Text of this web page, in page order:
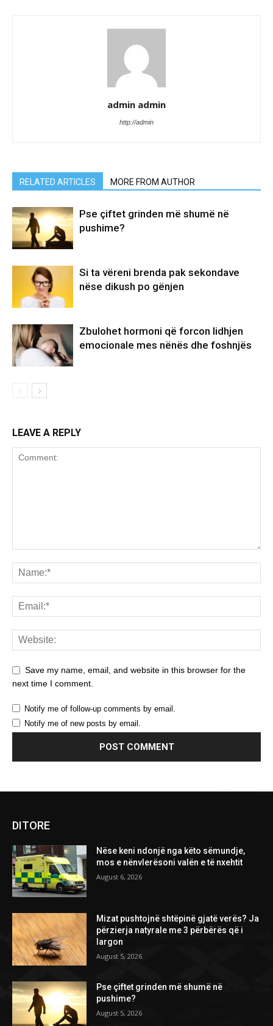
admin admin
http://admin
RELATED ARTICLES MORE FROM AUTHOR
Pse çiftet grinden më shumë në
pushime?
Si ta vëreni brenda pak sekondave
nëse dikush po gënjen
Zbulohet hormoni që forcon lidhjen
emocionale mes nënës dhe foshnjës
LEAVE A REPLY
Save my name, email, and website in this browser for the
next time I comment.
Notify me of follow-up comments by email.
Notify me of new posts by email.
DITORE
Nëse keni ndonjë nga këto sëmundje,
mos e nënvlerësoni valën e të nxehtit
August 6, 2026
Mizat pushtojnë shtëpinë gjatë verës? Ja
përzierja natyrale me 3 përbërës që i
largon
August 5, 2026
Pse çiftet grinden më shumë në
pushime?
August 5, 2026